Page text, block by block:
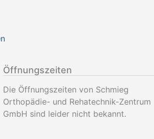
Öffnungszeiten
Die Öffnungszeiten von Schmieg
Orthopädie- und Rehatechnik-Zentrum
GmbH sind leider nicht bekannt.